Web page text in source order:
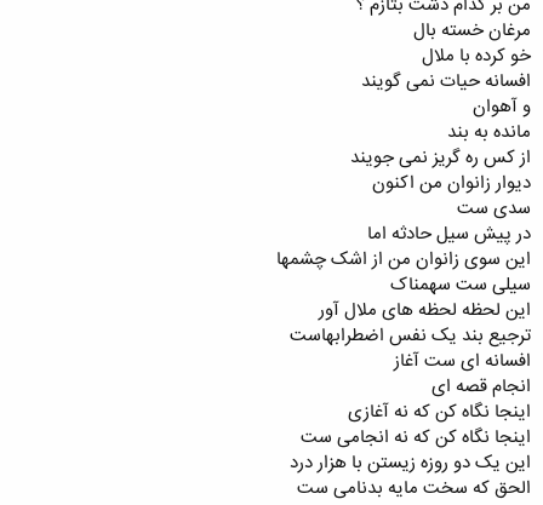
مرغان خسته بال
خو کرده با ملال
افسانه حیات نمی گویند
و آهوان
مانده به بند
از کس ره گریز نمی جویند
دیوار زانوان من اکنون
سدی ست
در پیش سیل حادثه اما
این سوی زانوان من از اشک چشمها
سیلی ست سهمناک
این لحظه لحظه های ملال آور
ترجیع بند یک نفس اضطرابهاست
افسانه ای ست آغاز
انجام قصه ای
اینجا نگاه کن که نه آغازی
اینجا نگاه کن که نه انجامی ست
این یک دو روزه زیستن با هزار درد
الحق که سخت مایه بدنامی ست